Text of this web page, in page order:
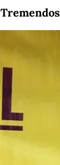
Tremendos